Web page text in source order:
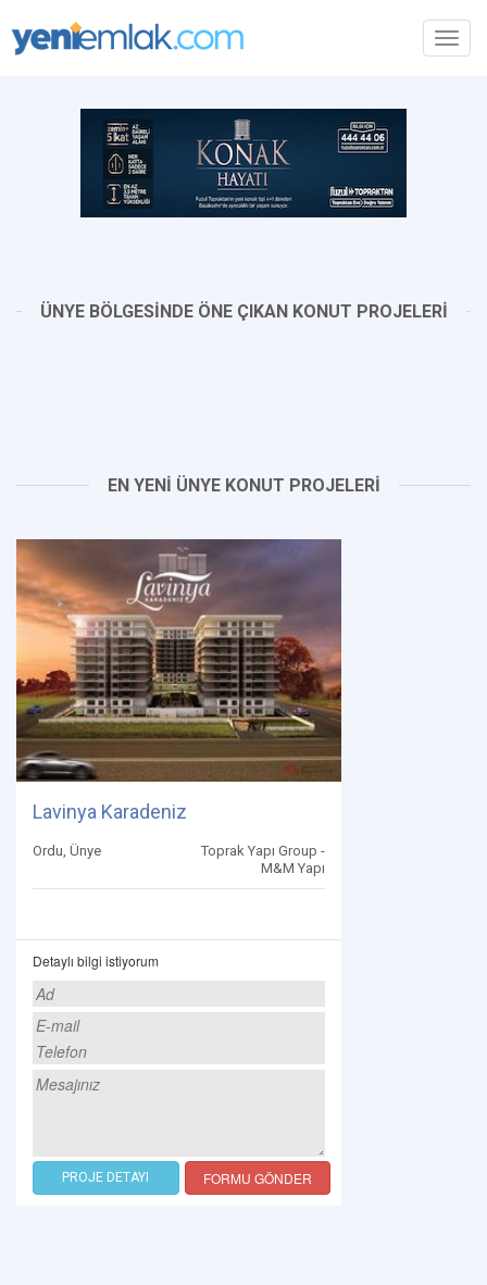
ÜNYE BÖLGESİNDE ÖNE ÇIKAN KONUT PROJELERİ
EN YENİ ÜNYE KONUT PROJELERİ
Lavinya Karadeniz
Ordu, Ünye
Toprak Yapı Group -
M&M Yapı
Detaylı bilgi istiyorum
PROJE DETAYI FORMU GÖNDER